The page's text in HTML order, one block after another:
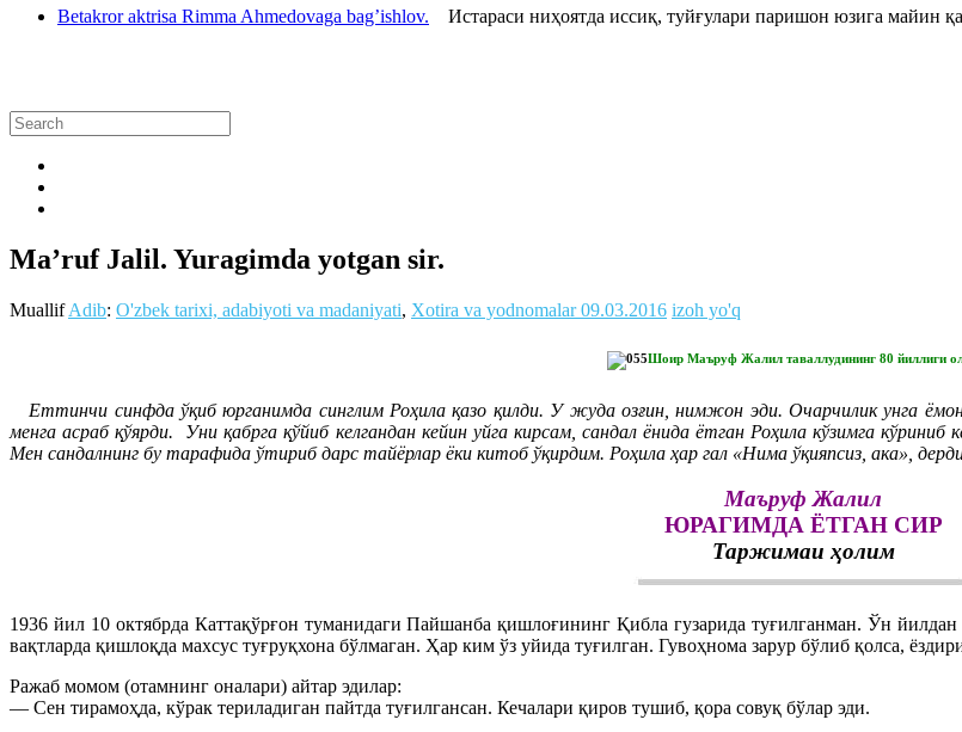
Betakror aktrisa Rimma Ahmedovaga bag’ishlov. Истараси ниҳоятда иссиқ, туйғулари паришон юзига майин
Ma’ruf Jalil. Yuragimda yotgan sir.
MuallifAdib: O'zbek tarixi, adabiyoti va madaniyati, Xotira va yodnomalar 09.03.2016 izoh yo'q
Шоир Маъруф Жалил таваллудининг 80 йиллиги
Еттинчи синфда ўқиб юрганимда синглим Роҳила қазо қилди. У жуда озғин, нимжон эди. Очарчилик унга
менга асраб қўярди. Уни қабрга қўйиб келгандан кейин уйга кирсам, сандал ёнида ётган Роҳила кўзимга
Мен сандалнинг бу тарафида ўтириб дарс тайёрлар ёки китоб ўқирдим. Роҳила ҳар гал «Нима ўқияпсиз, ака»,
Маъруф Жалил
ЮРАГИМДА ЁТГАН СИР
Таржимаи ҳолим
1936 йил 10 октябрда Каттақўрғон туманидаги Пайшанба қишлоғининг Қибла гузарида туғилганман. Ўн
вақтларда қишлоқда махсус туғруқхона бўлмаган. Ҳар ким ўз уйида туғилган. Гувоҳнома зарур бўлиб қолса,
Ражаб момом (отамнинг оналари) айтар эдилар:
— Сен тирамоҳда, кўрак териладиган пайтда туғилгансан. Кечалари қиров тушиб, қора совуқ бўлар эди.